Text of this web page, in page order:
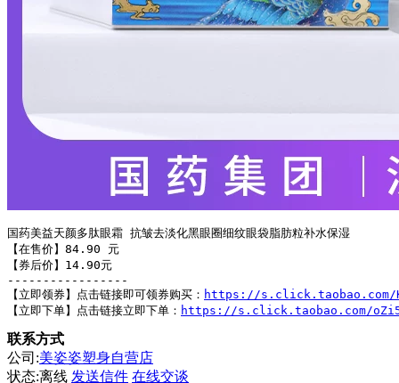
国药美益天颜多肽眼霜 抗皱去淡化黑眼圈细纹眼袋脂肪粒补水保湿
【在售价】84.90 元
【券后价】14.90元
-----------------
【立即领券】点击链接即可领券购买： https://s.click.taobao.com/
【立即下单】点击链接立即下单： https://s.click.taobao.com/
联系方式
公司:美姿姿塑身自营店
状态:离线 发送信件 在线交谈